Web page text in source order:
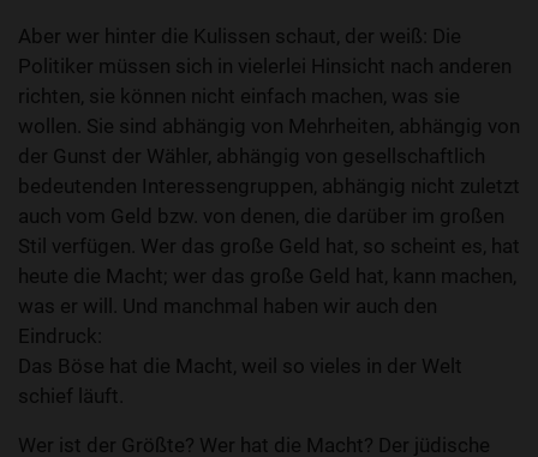
Aber wer hinter die Kulissen schaut, der weiß: Die
Politiker müssen sich in vielerlei Hinsicht nach anderen
richten, sie können nicht einfach machen, was sie
wollen. Sie sind abhängig von Mehrheiten, abhängig von
der Gunst der Wähler, abhängig von gesellschaft­lich
bedeutenden Interessen­gruppen, abhängig nicht zuletzt
auch vom Geld bzw. von denen, die darüber im großen
Stil verfügen. Wer das große Geld hat, so scheint es, hat
heute die Macht; wer das große Geld hat, kann machen,
was er will. Und manchmal haben wir auch den
Eindruck:
Das Böse hat die Macht, weil so vieles in der Welt
schief läuft.
Wer ist der Größte? Wer hat die Macht? Der jüdische